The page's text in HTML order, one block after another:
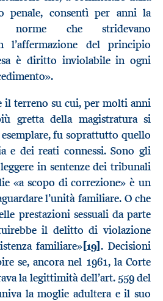
penale, consentì per anni la
norme che stridevano
l’affermazione del principio
è diritto inviolabile in ogni
il terreno su cui, per molti anni
gretta della magistratura si
fu soprattutto quello
e dei reati connessi. Sono gli
in sentenze dei tribunali
«a scopo di correzione» è un
l’unità familiare. O che
prestazioni sessuali da parte
il delitto di violazione
familiare»[19]. Decisioni
se, ancora nel 1961, la Corte
la legittimità dell’art. 559 del
la moglie adultera e il suo